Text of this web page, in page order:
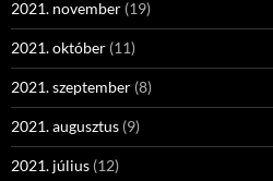
2021. november (19)
2021. október (11)
2021. szeptember (8)
2021. augusztus (9)
2021. július (12)